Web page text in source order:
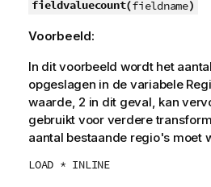
fieldvaluecount(fieldname)
Voorbeeld:
In dit voorbeeld wordt het
opgeslagen in de variabele
waarde, 2 in dit geval, kan
gebruikt voor verdere
aantal bestaande regio's moet
LOAD * INLINE